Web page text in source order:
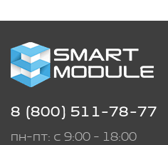
8 (800) 511-78-77
пн-пт: с 9:00 - 18:00